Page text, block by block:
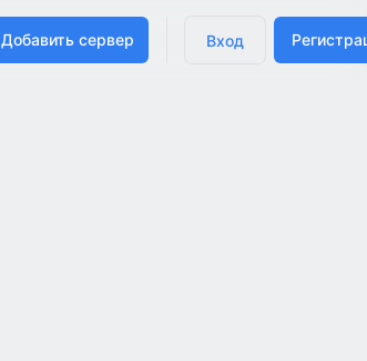
Добавить сервер Вход